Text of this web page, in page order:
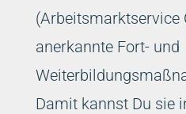
(Arbeitsmarktservice
anerkannte Fort- und
Damit kannst Du sie